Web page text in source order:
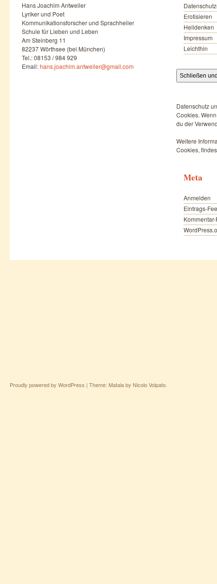
Hans Joachim Antweiler
Lyriker und Poet
Kommunikationsforscher und Sprachheiler
Schule für Lieben und Leben
Am Steinberg 11
82237 Wörthsee (bei München)
Tel.: 08153 / 984 929
Email:hans.joachim.antweiler@gmail.com
Erotisieren
Heildenken
Impressum
Leichthin
Datenschutz
Cookies.
du der
Weitere
Cookies,
Meta
Anmelden
Eintrags-
Proudly powered by WordPress | Theme: Matala by Nicolo Volpato